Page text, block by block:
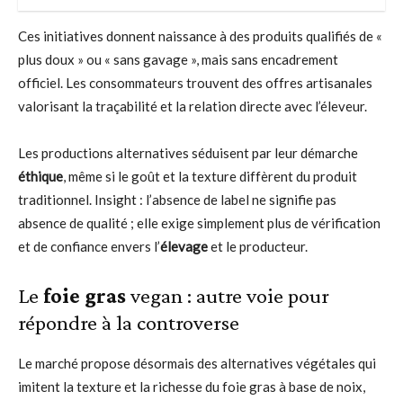
Ces initiatives donnent naissance à des produits qualifiés de «
plus doux » ou « sans gavage », mais sans encadrement
officiel. Les consommateurs trouvent des offres artisanales
valorisant la traçabilité et la relation directe avec l’éleveur.
Les productions alternatives séduisent par leur démarche
éthique, même si le goût et la texture diffèrent du produit
traditionnel. Insight : l’absence de label ne signifie pas
absence de qualité ; elle exige simplement plus de vérification
et de confiance envers l’élevageet le producteur.
Le foie grasvegan : autre voie pour
répondre à la controverse
Le marché propose désormais des alternatives végétales qui
imitent la texture et la richesse du foie gras à base de noix,